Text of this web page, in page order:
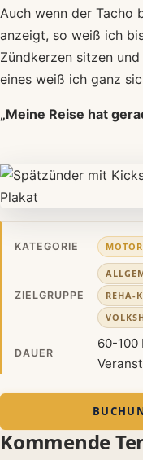
Auch wenn der Tacho
anzeigt, so weiß ich
Zündkerzen sitzen
eines weiß ich ganz
„Meine Reise hat
KATEGORIE
ZIELGRUPPE
REHA-
DAUER
60-100
Kommende